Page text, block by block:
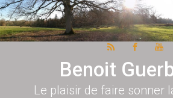
Skip to main content
Benoit
Le plaisir de faire sonner